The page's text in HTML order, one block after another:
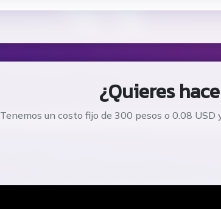
¿Quieres
Tenemos un costo fijo de 300 pesos o 0.08